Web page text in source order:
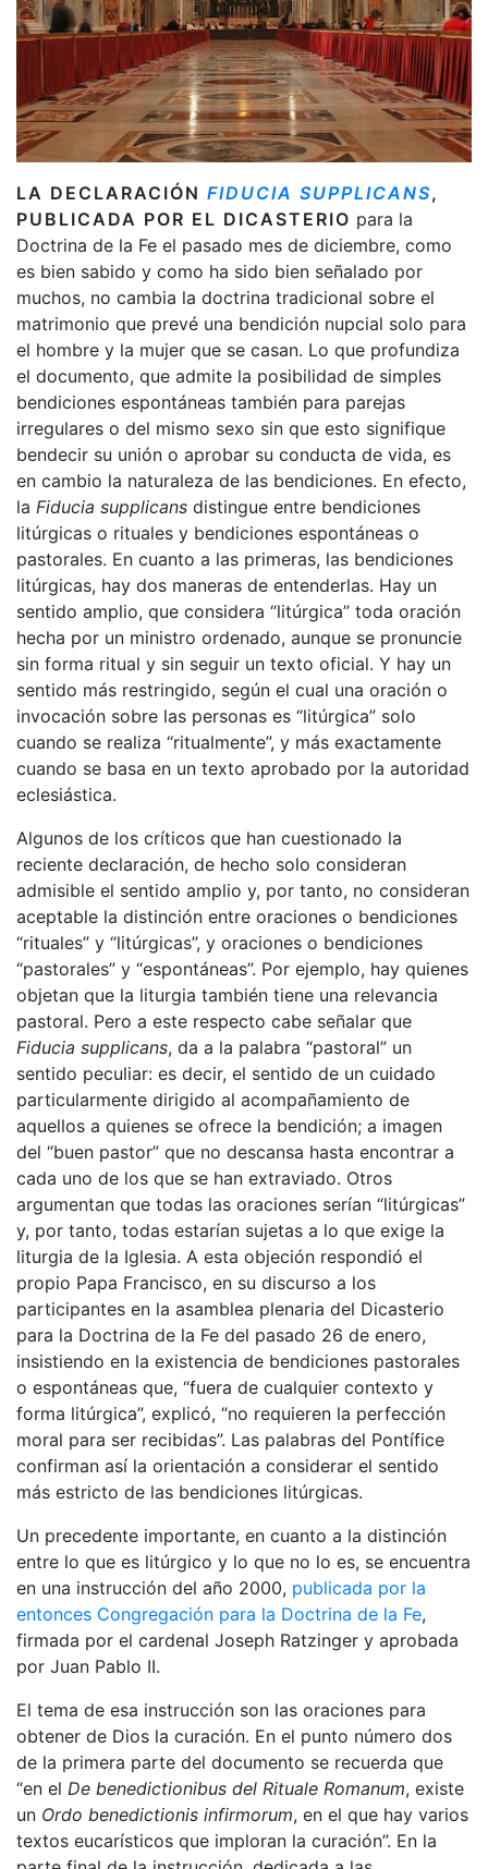
LA DECLARACIÓN FIDUCIA SUPPLICANS,
PUBLICADA POR EL DICASTERIO para la
Doctrina de la Fe el pasado mes de diciembre, como
es bien sabido y como ha sido bien señalado por
muchos, no cambia la doctrina tradicional sobre el
matrimonio que prevé una bendición nupcial solo para
el hombre y la mujer que se casan. Lo que profundiza
el documento, que admite la posibilidad de simples
bendiciones espontáneas también para parejas
irregulares o del mismo sexo sin que esto signifique
bendecir su unión o aprobar su conducta de vida, es
en cambio la naturaleza de las bendiciones. En efecto,
la Fiducia supplicans distingue entre bendiciones
litúrgicas o rituales y bendiciones espontáneas o
pastorales. En cuanto a las primeras, las bendiciones
litúrgicas, hay dos maneras de entenderlas. Hay un
sentido amplio, que considera “litúrgica” toda oración
hecha por un ministro ordenado, aunque se pronuncie
sin forma ritual y sin seguir un texto oficial. Y hay un
sentido más restringido, según el cual una oración o
invocación sobre las personas es “litúrgica” solo
cuando se realiza “ritualmente”, y más exactamente
cuando se basa en un texto aprobado por la autoridad
eclesiástica.
Algunos de los críticos que han cuestionado la
reciente declaración, de hecho solo consideran
admisible el sentido amplio y, por tanto, no consideran
aceptable la distinción entre oraciones o bendiciones
“rituales” y “litúrgicas”, y oraciones o bendiciones
“pastorales” y “espontáneas”. Por ejemplo, hay quienes
objetan que la liturgia también tiene una relevancia
pastoral. Pero a este respecto cabe señalar que
Fiducia supplicans, da a la palabra “pastoral” un
sentido peculiar: es decir, el sentido de un cuidado
particularmente dirigido al acompañamiento de
aquellos a quienes se ofrece la bendición; a imagen
del “buen pastor” que no descansa hasta encontrar a
cada uno de los que se han extraviado. Otros
argumentan que todas las oraciones serían “litúrgicas”
y, por tanto, todas estarían sujetas a lo que exige la
liturgia de la Iglesia. A esta objeción respondió el
propio Papa Francisco, en su discurso a los
participantes en la asamblea plenaria del Dicasterio
para la Doctrina de la Fe del pasado 26 de enero,
insistiendo en la existencia de bendiciones pastorales
o espontáneas que, “fuera de cualquier contexto y
forma litúrgica”, explicó, “no requieren la perfección
moral para ser recibidas”. Las palabras del Pontífice
confirman así la orientación a considerar el sentido
más estricto de las bendiciones litúrgicas.
Un precedente importante, en cuanto a la distinción
entre lo que es litúrgico y lo que no lo es, se encuentra
en una instrucción del año 2000, publicada por la
entonces Congregación para la Doctrina de la Fe,
firmada por el cardenal Joseph Ratzinger y aprobada
por Juan Pablo II.
El tema de esa instrucción son las oraciones para
obtener de Dios la curación. En el punto número dos
de la primera parte del documento se recuerda que
“en el De benedictionibus del Rituale Romanum, existe
un Ordo benedictionis infirmorum, en el que hay varios
textos eucarísticos que imploran la curación”. En la